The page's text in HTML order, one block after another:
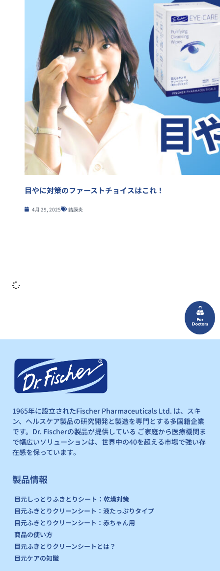
目やに対策のファーストチョイスはこれ！
4月 29, 2025 結膜炎
1965年に設立されたFischer Pharmaceuticals Ltd. は、スキ
ン、ヘルスケア製品の研究開発と製造を専門とする多国籍企業
です。Dr. Fischerの製品が提供している ご家庭から医療機関ま
で幅広いソリューションは、世界中の40を超える市場で強い存
在感を保っています。
製品情報
目元しっとりふきとりシート：乾燥対策
目元ふきとりクリーンシート：液たっぷりタイプ
目元ふきとりクリーンシート：赤ちゃん用
商品の使い方
目元ふきとりクリーンシートとは？
目元ケアの知識